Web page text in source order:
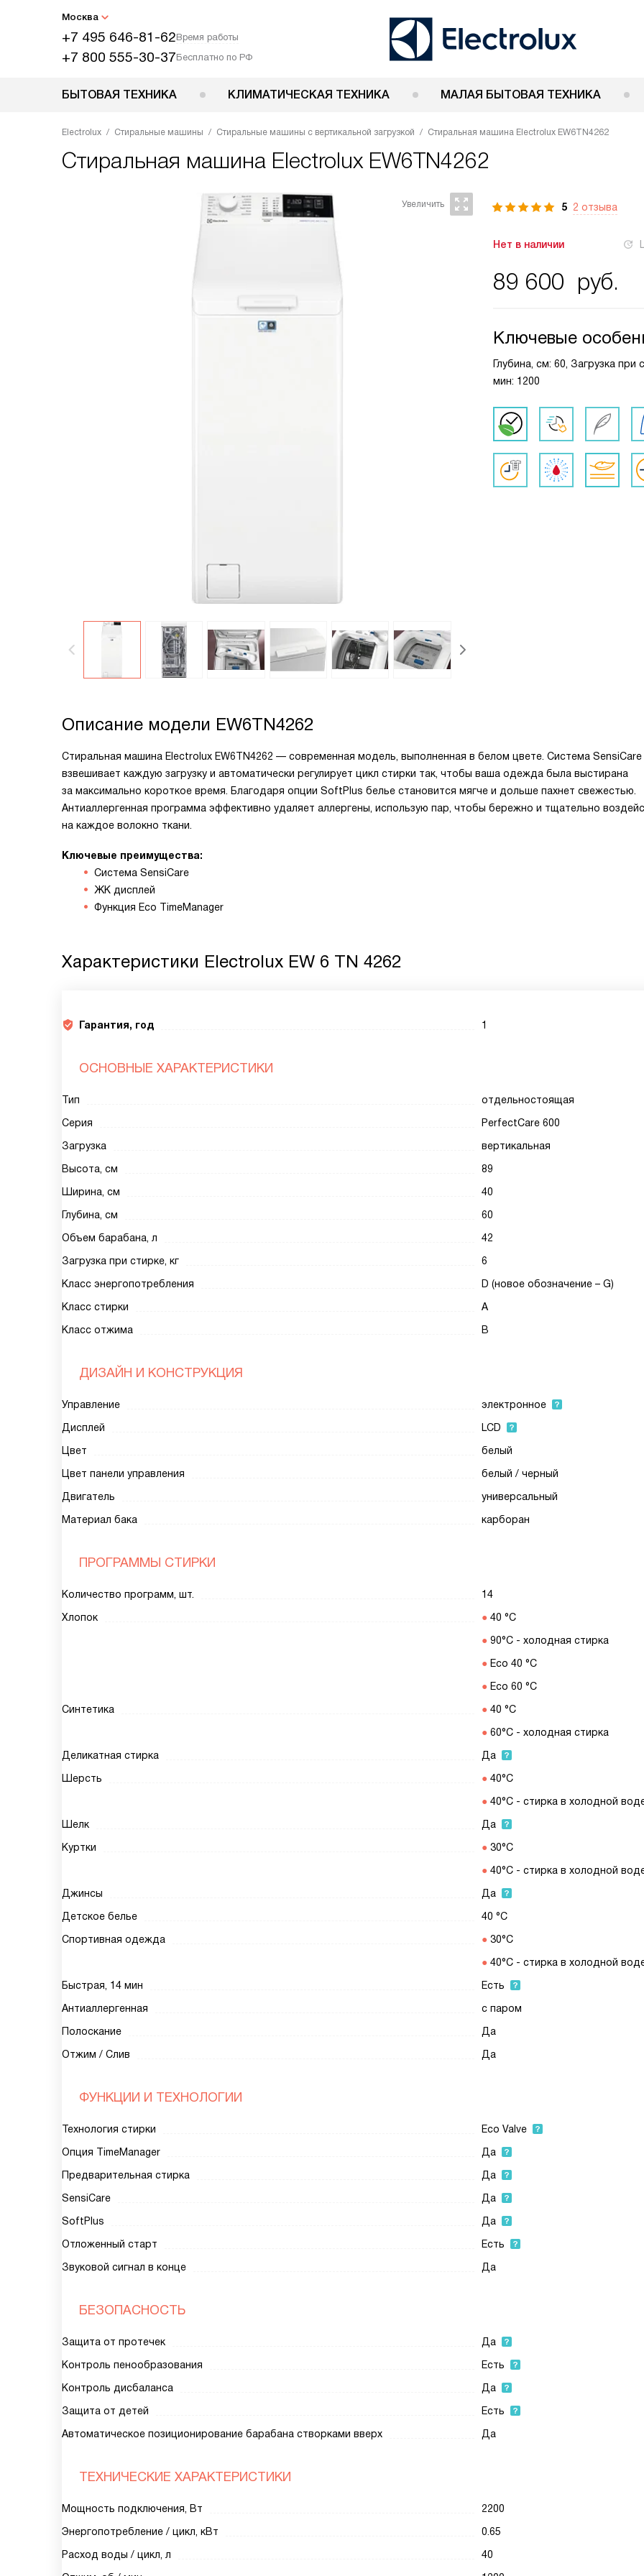
Москва
+7 495 646-81-62Время работы
+7 800 555-30-37Бесплатно по РФ
БЫТОВАЯ ТЕХНИКА КЛИМАТИЧЕСКАЯ ТЕХНИКА МАЛАЯ БЫТОВАЯ ТЕХНИКА
Electrolux Стиральные машины Стиральные машины с вертикальной загрузкой Стиральная машина Electrolux EW6TN4262
Стиральная машина Electrolux EW6TN4262
5 2 отзыва
Нет в наличии
89 600 руб.
Ключевые
Глубина, см: 60, Загрузка
мин: 1200
Описание модели EW6TN4262
Стиральная машина Electrolux EW6TN4262 — современная модель, выполненная в белом цвете. Система SensiCare
взвешивает каждую загрузку и автоматически регулирует цикл стирки так, чтобы ваша одежда была выстирана
за максимально короткое время. Благодаря опции SoftPlus белье становится мягче и дольше пахнет свежестью.
Антиаллергенная программа эффективно удаляет аллергены, использую пар, чтобы бережно и тщательно
на каждое волокно ткани.
Ключевые преимущества:
Система SensiCare
ЖК дисплей
Функция Eco TimeManager
Характеристики Electrolux EW 6 TN 4262
Гарантия, год 1
ОСНОВНЫЕ ХАРАКТЕРИСТИКИ
Тип
отдельностоящая
Серия
PerfectCare 600
Загрузка
вертикальная
Высота, см
89
Ширина, см
40
Глубина, см
60
Объем барабана, л
42
Загрузка при стирке, кг
6
Класс энергопотребления
D (новое обозначение – G)
Класс стирки
A
Класс отжима
B
ДИЗАЙН И КОНСТРУКЦИЯ
Управление
электронное
Дисплей
LCD
Цвет
белый
Цвет панели управления
белый / черный
Двигатель
универсальный
Материал бака
карборан
ПРОГРАММЫ СТИРКИ
Количество программ, шт.
14
Хлопок
40 °С
90°C - холодная стирка
Eco 40 °С
Eco 60 °С
Синтетика
40 °С
60°C - холодная стирка
Деликатная стирка
Да
Шерсть
40°C
40°C - стирка в холодной
Шелк
Да
Куртки
30°C
40°C - стирка в холодной
Джинсы
Да
Детское белье
40 °C
Спортивная одежда
30°C
40°C - стирка в холодной
Быстрая, 14 мин
Есть
Антиаллергенная
с паром
Полоскание
Да
Отжим / Слив
Да
ФУНКЦИИ И ТЕХНОЛОГИИ
Технология стирки
Eco Valve
Опция TimeManager
Да
Предварительная стирка
Да
SensiCare
Да
SoftPlus
Да
Отложенный старт
Есть
Звуковой сигнал в конце
Да
БЕЗОПАСНОСТЬ
Защита от протечек
Да
Контроль пенообразования
Есть
Контроль дисбаланса
Да
Защита от детей
Есть
Автоматическое позиционирование барабана створками вверх
Да
ТЕХНИЧЕСКИЕ ХАРАКТЕРИСТИКИ
Мощность подключения, Вт
2200
Энергопотребление / цикл, кВт
0.65
Расход воды / цикл, л
40